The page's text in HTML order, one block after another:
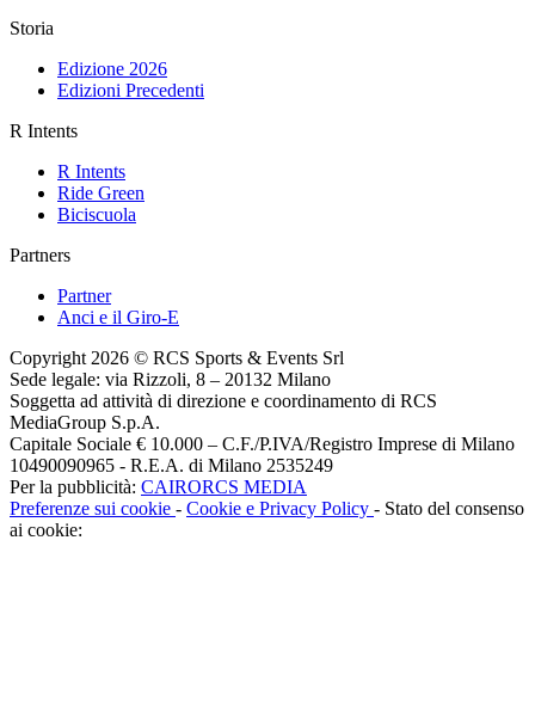
Storia
Edizione 2026
Edizioni Precedenti
R Intents
R Intents
Ride Green
Biciscuola
Partners
Partner
Anci e il Giro-E
Copyright 2026 © RCS Sports & Events Srl
Sede legale: via Rizzoli, 8 – 20132 Milano
Soggetta ad attività di direzione e coordinamento di RCS
MediaGroup S.p.A.
Capitale Sociale € 10.000 – C.F./P.IVA/Registro Imprese di Milano
10490090965 - R.E.A. di Milano 2535249
Per la pubblicità: CAIRORCS MEDIA
Preferenze sui cookie - Cookie e Privacy Policy - Stato del consenso
ai cookie: